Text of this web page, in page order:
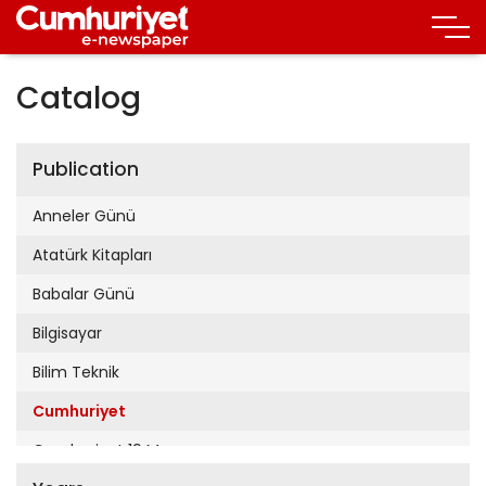
Catalog
Publication
Anneler Günü
Atatürk Kitapları
Babalar Günü
Bilgisayar
Bilim Teknik
Cumhuriyet
Cumhuriyet 19 Mayıs